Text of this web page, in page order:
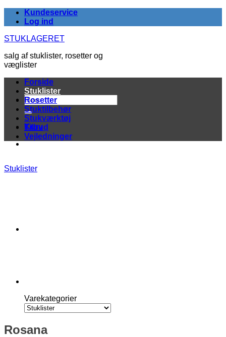
FortsætKundeservice
Log ind
STUKLAGERET
salg af stuklister, rosetter og
væglister
Søg
efter:
Kurv
Forside
Stuklister
Rosetter
Stuktilbehør
Stukværktøj
Tilbud
Vejledninger
Stuklister
Varekategorier
Rosana